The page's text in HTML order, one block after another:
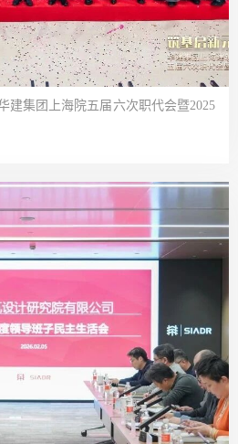
建集团上海院五届六次职代会暨2025